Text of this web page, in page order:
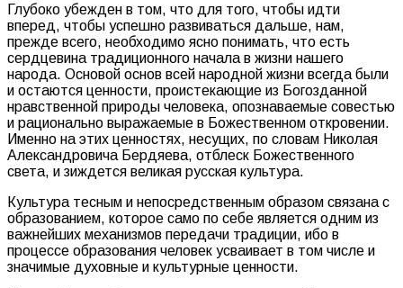
Глубоко убежден в том, что для того, чтобы идти
вперед, чтобы успешно развиваться дальше, нам,
прежде всего, необходимо ясно понимать, что есть
сердцевина традиционного начала в жизни нашего
народа. Основой основ всей народной жизни всегда были
и остаются ценности, проистекающие из Богозданной
нравственной природы человека, опознаваемые совестью
и рационально выражаемые в Божественном откровении.
Именно на этих ценностях, несущих, по словам Николая
Александровича Бердяева, отблеск Божественного
света, и зиждется великая русская культура.
Культура тесным и непосредственным образом связана с
образованием, которое само по себе является одним из
важнейших механизмов передачи традиции, ибо в
процессе образования человек усваивает в том числе и
значимые духовные и культурные ценности.